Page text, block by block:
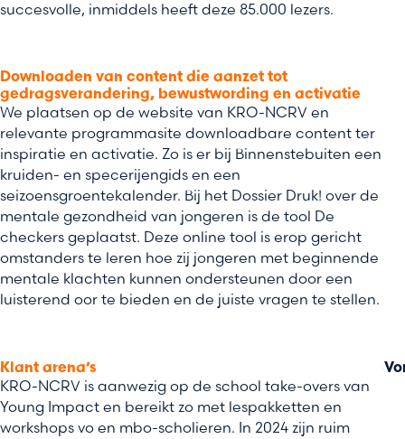
succesvolle, inmiddels heeft deze 85.000 lezers.
Downloaden van content die aanzet tot
gedragsverandering, bewustwording en activatie
We plaatsen op de website van KRO-NCRV en
relevante programmasite downloadbare content ter
inspiratie en activatie. Zo is er bij Binnenstebuiten een
kruiden- en specerijengids en een
seizoensgroentekalender. Bij het Dossier Druk! over de
mentale gezondheid van jongeren is de tool De
checkers geplaatst. Deze online tool is erop gericht
omstanders te leren hoe zij jongeren met beginnende
mentale klachten kunnen ondersteunen door een
luisterend oor te bieden en de juiste vragen te stellen.
Klant arena’s
KRO-NCRV is aanwezig op de school take-overs van
Young Impact en bereikt zo met lespakketten en
workshops vo en mbo-scholieren. In 2024 zijn ruim